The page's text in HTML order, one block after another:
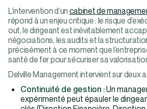
L’intervention d’un cabinet de
répond à un enjeu critique : le risque
out, le dirigeant est inévitablement
négociations, les audits et la
précisément à ce moment que
santé de fer pour sécuriser sa
Delville Management intervient sur deux
Continuité de gestion :Un
expérimenté peut épauler le